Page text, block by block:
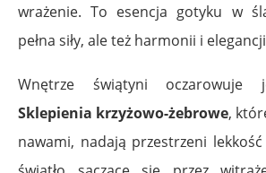
wrażenie. To esencja gotyku w
pełna siły, ale też harmonii i
Wnętrze świątyni oczarowuje
Sklepienia krzyżowo-żebrowe,
nawami, nadają przestrzeni